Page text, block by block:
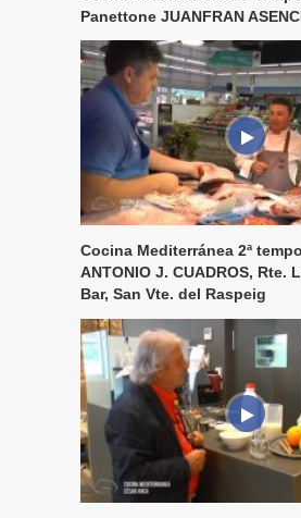
Panettone JUANFRAN
Cocina Mediterránea 2ª
ANTONIO J. CUADROS, Rte.
Bar, San Vte. del Raspeig